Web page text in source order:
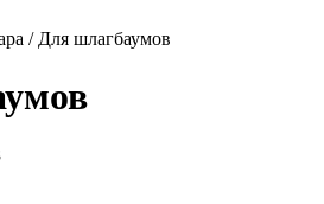
/ Для шлагбаумов